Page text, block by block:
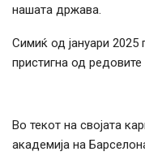
нашата држава.
Симиќ од јануари
пристигна од
Во текот на својата
академија на